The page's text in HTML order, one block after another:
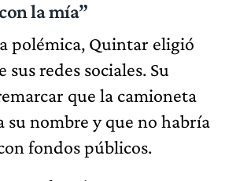
la mía”
polémica, Quintar eligió
redes sociales. Su
que la camioneta
su nombre y que no habría
fondos públicos.